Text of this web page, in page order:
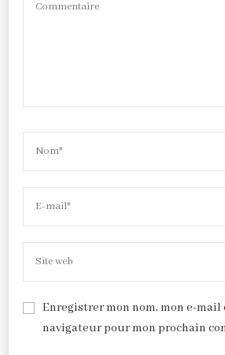
Enregistrer mon nom, mon e-mail
navigateur pour mon prochain